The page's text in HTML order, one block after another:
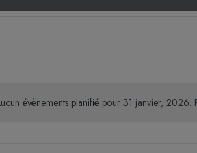
Notice
évènements planifié pour 31 janvier, 2026.